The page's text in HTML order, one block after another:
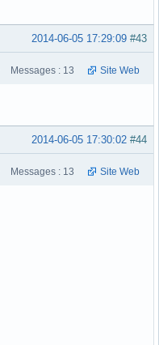
#43
2014-06-05 17:29:09
Messages : 13 Site Web
#44
2014-06-05 17:30:02
Messages : 13 Site Web